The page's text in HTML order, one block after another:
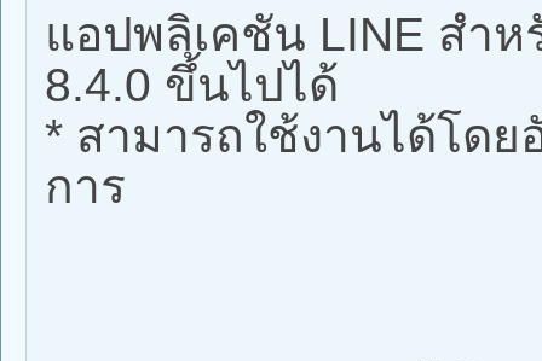
แอปพลิเคชัน LINE สำห
8.4.0 ขึ้นไปได้
* สามารถใช้งานได้โด
การ